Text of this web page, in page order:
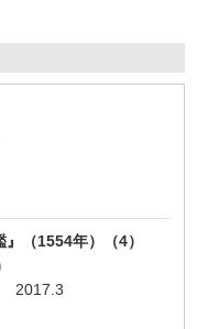
（1554年）（4）
2017.3